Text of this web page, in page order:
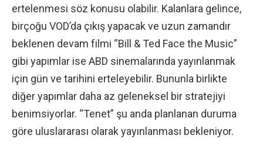
ertelenmesi söz konusu olabilir. Kalanlara gelince,
birçoğu VOD’da çıkış yapacak ve uzun zamandır
beklenen devam filmi “Bill & Ted Face the Music”
gibi yapımlar ise ABD sinemalarında yayınlanmak
için gün ve tarihini erteleyebilir. Bununla birlikte
diğer yapımlar daha az geleneksel bir stratejiyi
benimsiyorlar. “Tenet” şu anda planlanan duruma
göre uluslararası olarak yayınlanması bekleniyor.